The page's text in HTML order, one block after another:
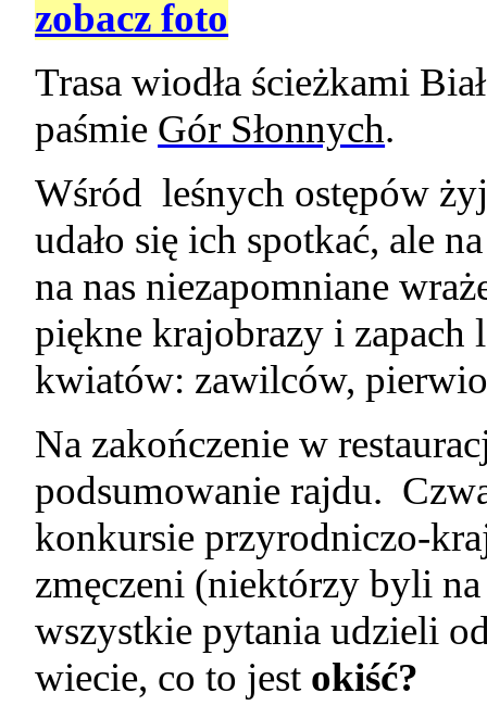
zobacz foto
Trasa wiodła ścieżkami
paśmie Gór Słonnych.
Wśród leśnych ostępów
udało się ich spotkać, ale
na nas niezapomniane
piękne krajobrazy i zapach
kwiatów: zawilców,
Na zakończenie w
podsumowanie rajdu.
konkursie przyrodniczo-
zmęczeni (niektórzy byli
wszystkie pytania udzieli
wiecie, co to jest okiść?